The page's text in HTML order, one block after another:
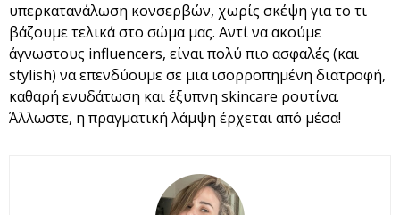
υπερκατανάλωση κονσερβών, χωρίς σκέψη για το τι
βάζουμε τελικά στο σώμα μας. Αντί να ακούμε
άγνωστους influencers, είναι πολύ πιο ασφαλές (και
stylish) να επενδύουμε σε μια ισορροπημένη διατροφή,
καθαρή ενυδάτωση και έξυπνη skincare ρουτίνα.
Άλλωστε, η πραγματική λάμψη έρχεται από μέσα!